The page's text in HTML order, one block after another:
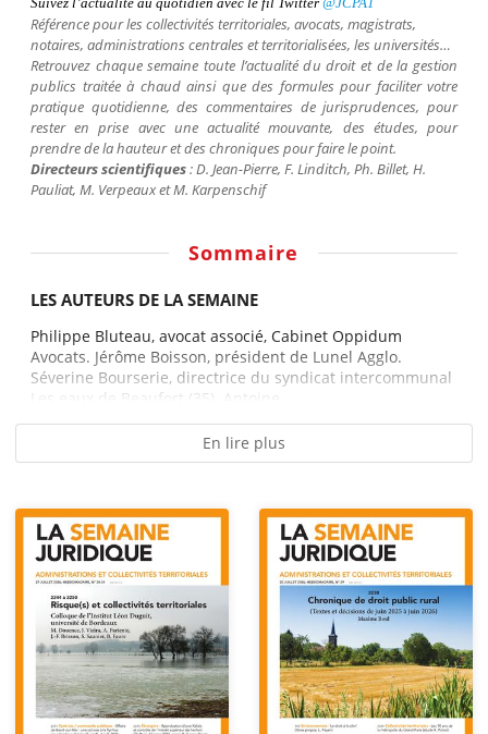
Suivez l’actualité au quotidien avec le fil Twitter @JCPA1
Référence pour les collectivités territoriales, avocats, magistrats,
notaires, administrations centrales et territorialisées, les universités…
Retrouvez chaque semaine toute l’actualité du droit et de la gestion
publics traitée à chaud ainsi que des formules pour faciliter votre
pratique quotidienne, des commentaires de jurisprudences, pour
rester en prise avec une actualité mouvante, des études, pour
prendre de la hauteur et des chroniques pour faire le point.
Directeurs scientifiques: D. Jean-Pierre, F. Linditch, Ph. Billet, H.
Pauliat, M. Verpeauxet M. Karpenschif
Sommaire
LES AUTEURS DE LA SEMAINE
Philippe Bluteau, avocat associé, Cabinet Oppidum
Avocats. Jérôme Boisson, président de Lunel Agglo.
Séverine Bourserie, directrice du syndicat intercommunal
Les eaux de Beaufort (35). Antoine...
En lire plus